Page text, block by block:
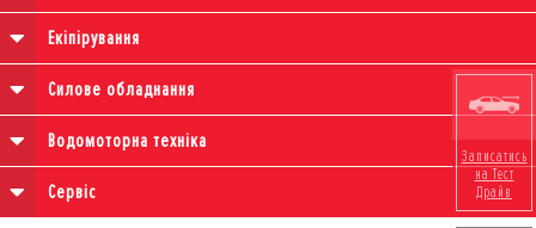
Екіпірування
Силове обладнання
Водомоторна техніка
Сервіс
Записатись
на Тест
Драйв